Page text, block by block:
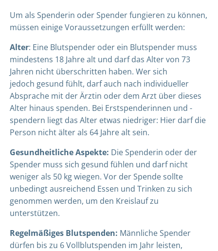
Um als Spenderin oder Spender fungieren zu können,
müssen einige Voraussetzungen erfüllt werden:
Alter: Eine Blutspender oder ein Blutspender muss
mindestens 18 Jahre alt und darf das Alter von 73
Jahren nicht überschritten haben. Wer sich
jedoch gesund fühlt, darf auch nach individueller
Absprache mit der Ärztin oder dem Arzt über dieses
Alter hinaus spenden. Bei Erstspenderinnen und -
spendern liegt das Alter etwas niedriger: Hier darf die
Person nicht älter als 64 Jahre alt sein.
Gesundheitliche Aspekte: Die Spenderin oder der
Spender muss sich gesund fühlen und darf nicht
weniger als 50 kg wiegen. Vor der Spende sollte
unbedingt ausreichend Essen und Trinken zu sich
genommen werden, um den Kreislauf zu
unterstützen.
Regelmäßiges Blutspenden: Männliche Spender
dürfen bis zu 6 Vollblutspenden im Jahr leisten,